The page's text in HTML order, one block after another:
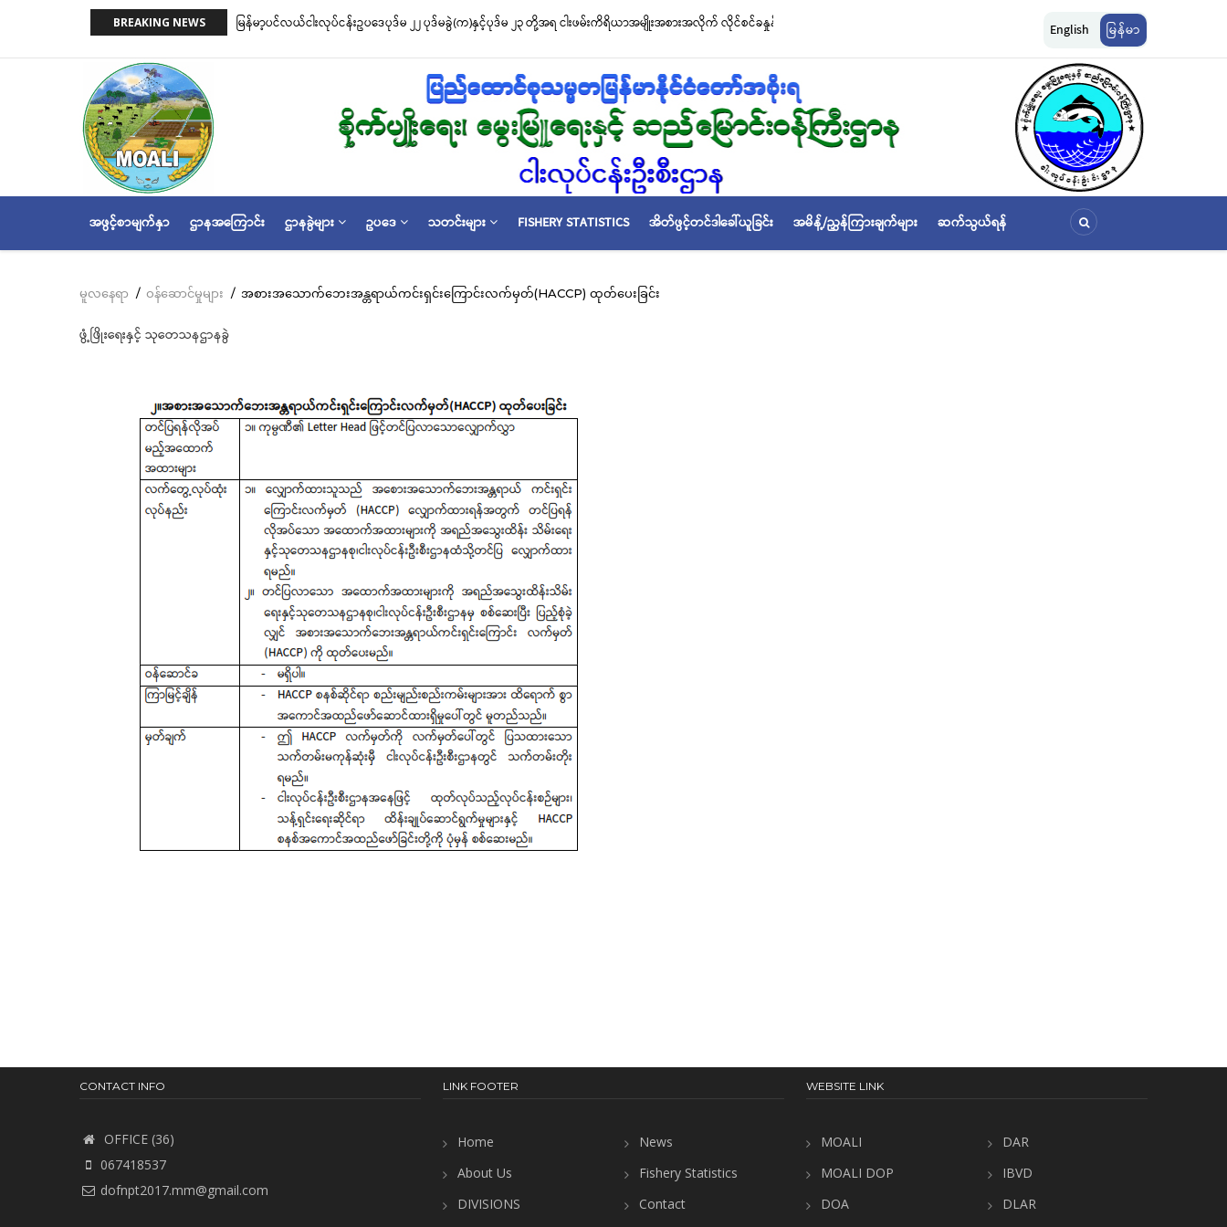
BREAKING NEWS
နှင့် ငါးမဖမ်းရဧရိယာ(Closed Area
မြန်မာ့ပင်လယ်ငါးလုပ်ငန်းဥပဒေပုဒ်မ ၂၂ ပုဒ်မခွဲ(က)နှင့်ပုဒ်မ ၂၃ တို့အရ ငါးဖမ်းကိရိယာအမျိုးအစားအလိုက် လိုင်စင်ခနှုန်းထားများကို အောက်ပါ
ငါးလုပ်ငန်းဦးစီးဌာနနှင့် FFI အကြား မြန်မာနိုင်ငံ ပင်လယ်နှင့် ရ
ဆိုင်ရာ သဘောတူညီမှု မူဘောင်စာချုပ်” လက်မှတ်ရေးထိုး
English မြန်မာ
MAIN
NAVIGATION
အဖွင့်စာမျက်နှာ ဌာနအကြောင်း ဌာနခွဲများ ဥပဒေ သတင်းများ FISHERY STATISTICS အိတ်ဖွင့်တင်ဒါခေါ်ယူခြင်း အမိန့်/ညွှန်ကြားချက်များ ဆက်သွယ်ရန်
Breadcrumb
မူလနေရာ / ဝန်ဆောင်မှုများ / အစားအသောက်ဘေးအန္တရာယ်ကင်းရှင်းကြောင်းလက်မှတ်(HACCP) ထုတ်ပေးခြင်း
ဖွံ့ဖြိုးရေးနှင့် သုတေသနဌာနခွဲ
CONTACT INFO
OFFICE (36)
067418537
dofnpt2017.mm@gmail.com
LINK FOOTER
Home
About Us
DIVISIONS
News
Fishery Statistics
Contact
WEBSITE LINK
MOALI
MOALI DOP
DOA
DAR
IBVD
DLAR